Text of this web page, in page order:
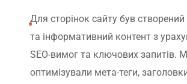
Для сторінок сайту був створений
та інформативний контент з
SEO-вимог та ключових запитів.
оптимізували мета-теги,